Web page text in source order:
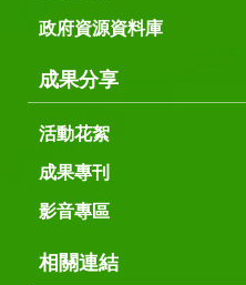
政府資源資料庫
成果分享
活動花絮
成果專刊
影音專區
相關連結